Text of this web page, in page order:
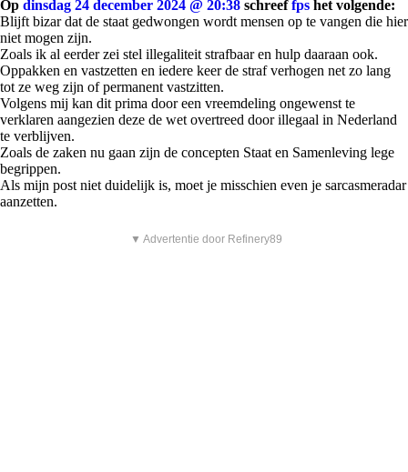
Op dinsdag 24 december 2024 @ 20:38 schreeffps het volgende:
Blijft bizar dat de staat gedwongen wordt mensen op te vangen die hier
niet mogen zijn.
Zoals ik al eerder zei stel illegaliteit strafbaar en hulp daaraan ook.
Oppakken en vastzetten en iedere keer de straf verhogen net zo lang
tot ze weg zijn of permanent vastzitten.
Volgens mij kan dit prima door een vreemdeling ongewenst te
verklaren aangezien deze de wet overtreed door illegaal in Nederland
te verblijven.
Zoals de zaken nu gaan zijn de concepten Staat en Samenleving lege
begrippen.
Als mijn post niet duidelijk is, moet je misschien even je sarcasmeradar
aanzetten.
▼ Advertentie door Refinery89